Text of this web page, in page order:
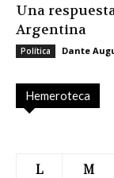
Una
Argentina
Política Dante
Hemeroteca
L
M